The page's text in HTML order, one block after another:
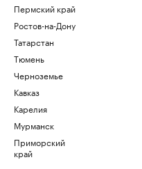
Пермский край
Ростов-на-Дону
Татарстан
Тюмень
Черноземье
Кавказ
Карелия
Мурманск
Приморский
край